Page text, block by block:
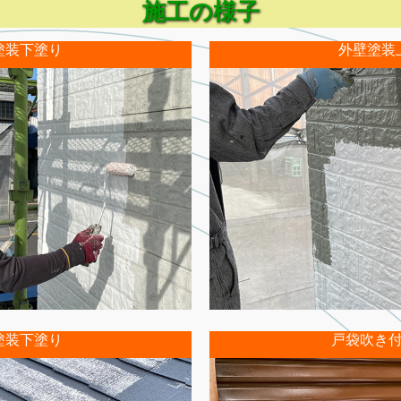
施工の様子
装下塗り 外壁塗装
装下塗り 戸袋吹き